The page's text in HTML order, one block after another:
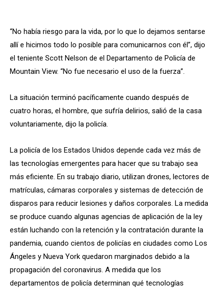
“No había riesgo para la vida, por lo que lo dejamos sentarse
allí e hicimos todo lo posible para comunicarnos con él”, dijo
el teniente Scott Nelson de el Departamento de Policía de
Mountain View. “No fue necesario el uso de la fuerza”.
La situación terminó pacíficamente cuando después de
cuatro horas, el hombre, que sufría delirios, salió de la casa
voluntariamente, dijo la policía.
La policía de los Estados Unidos depende cada vez más de
las tecnologías emergentes para hacer que su trabajo sea
más eficiente. En su trabajo diario, utilizan drones, lectores de
matrículas, cámaras corporales y sistemas de detección de
disparos para reducir lesiones y daños corporales. La medida
se produce cuando algunas agencias de aplicación de la ley
están luchando con la retención y la contratación durante la
pandemia, cuando cientos de policías en ciudades como Los
Ángeles y Nueva York quedaron marginados debido a la
propagación del coronavirus. A medida que los
departamentos de policía determinan qué tecnologías